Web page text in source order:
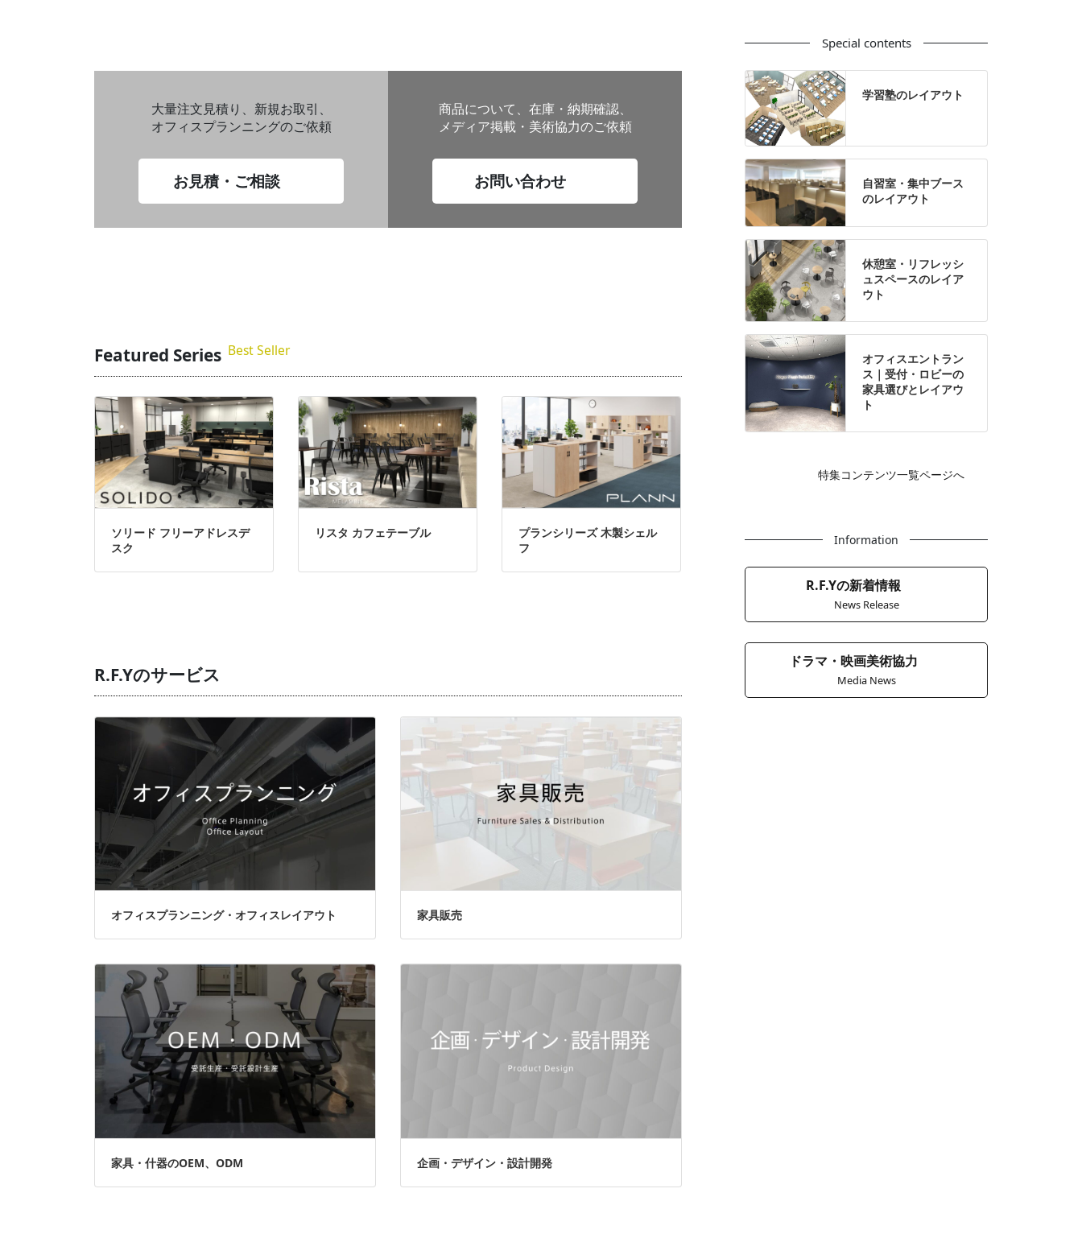
大量注文見積り、新規お取引、
オフィスプランニングのご依頼
お見積・ご相談
商品について、在庫・納期確認、
メディア掲載・美術協力のご依頼
お問い合わせ
Featured Series Best Seller
ソリード フリーアドレスデ
スク
リスタ カフェテーブル
プランシリーズ 木製シェル
フ
R.F.Yのサービス
オフィスプランニング・オフィスレイアウト 家具販売
家具・什器のOEM、ODM 企画・デザイン・設計開発
Special contents
学習塾のレイアウト
自習室・集中ブース
のレイアウト
休憩室・リフレッシ
ュスペースのレイア
ウト
オフィスエントラン
ス｜受付・ロビーの
家具選びとレイアウ
ト
特集コンテンツ一覧ページへ
Information
R.F.Yの新着情報
News Release
ドラマ・映画美術協力
Media News